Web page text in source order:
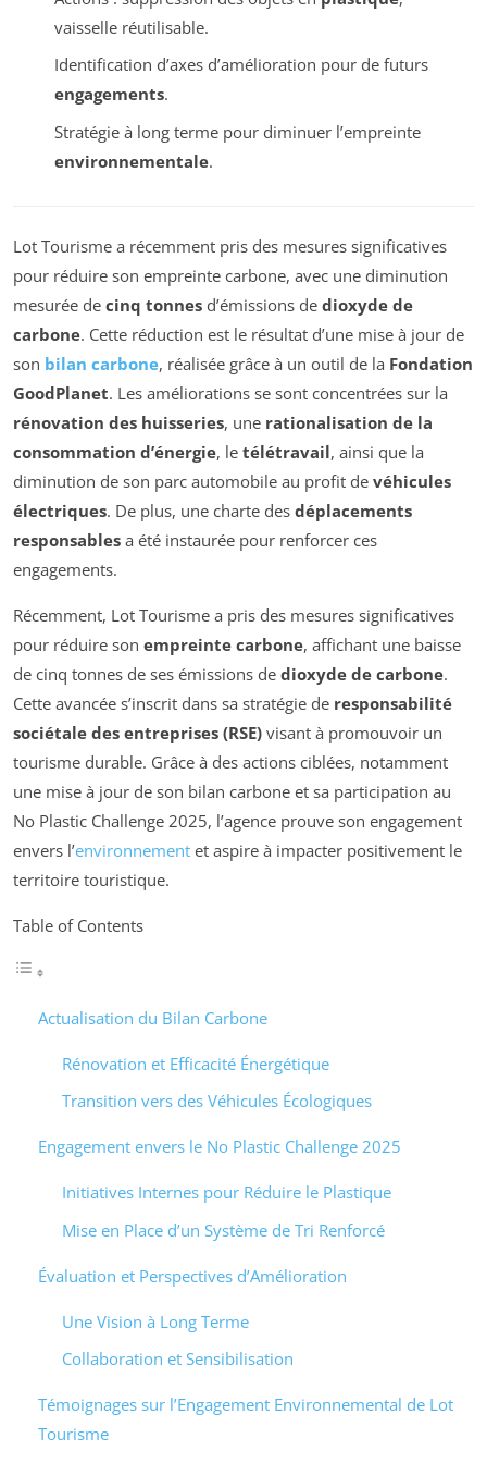
vaisselle réutilisable.
Identification d’axes d’amélioration pour de futurs
engagements.
Stratégie à long terme pour diminuer l’empreinte
environnementale.
Lot Tourisme a récemment pris des mesures significatives
pour réduire son empreinte carbone, avec une diminution
mesurée de cinq tonnes d’émissions de dioxyde de
carbone. Cette réduction est le résultat d’une mise à jour de
son bilan carbone, réalisée grâce à un outil de la Fondation
GoodPlanet. Les améliorations se sont concentrées sur la
rénovation des huisseries, une rationalisation de la
consommation d’énergie, le télétravail, ainsi que la
diminution de son parc automobile au profit de véhicules
électriques. De plus, une charte des déplacements
responsables a été instaurée pour renforcer ces
engagements.
Récemment, Lot Tourisme a pris des mesures significatives
pour réduire son empreinte carbone, affichant une baisse
de cinq tonnes de ses émissions de dioxyde de carbone.
Cette avancée s’inscrit dans sa stratégie de responsabilité
sociétale des entreprises (RSE) visant à promouvoir un
tourisme durable. Grâce à des actions ciblées, notamment
une mise à jour de son bilan carbone et sa participation au
No Plastic Challenge 2025, l’agence prouve son engagement
envers l’environnement et aspire à impacter positivement le
territoire touristique.
Table of Contents
Actualisation du Bilan Carbone
Rénovation et Efficacité Énergétique
Transition vers des Véhicules Écologiques
Engagement envers le No Plastic Challenge 2025
Initiatives Internes pour Réduire le Plastique
Mise en Place d’un Système de Tri Renforcé
Évaluation et Perspectives d’Amélioration
Une Vision à Long Terme
Collaboration et Sensibilisation
Témoignages sur l’Engagement Environnemental de Lot
Tourisme